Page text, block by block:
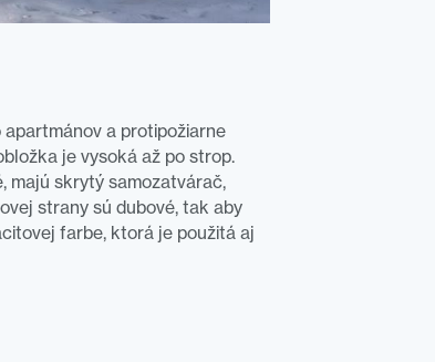
a protipožiarne
je vysoká až po strop.
majú skrytý samozatvárač,
strany sú dubové, tak aby
farbe, ktorá je použitá aj